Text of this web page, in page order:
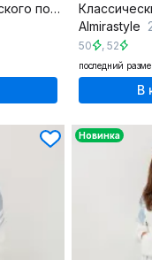
Джинсы из итальянского полотна с лампасами и карманами
Almirastyle
50 , 52
последний
В
Новинка